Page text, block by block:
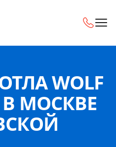
WOLF
В МОСКВЕ